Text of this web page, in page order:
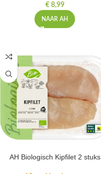
€8,99
NAAR AH
AH Biologisch Kipfilet 2 stuks